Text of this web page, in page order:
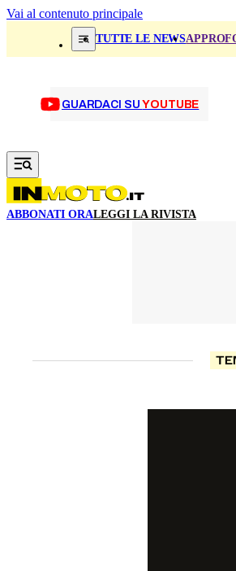
Vai al contenuto principale
TUTTE LE NEWS
GUARDACI SUYOUTUBE
ABBONATI ORALEGGI LA RIVISTA